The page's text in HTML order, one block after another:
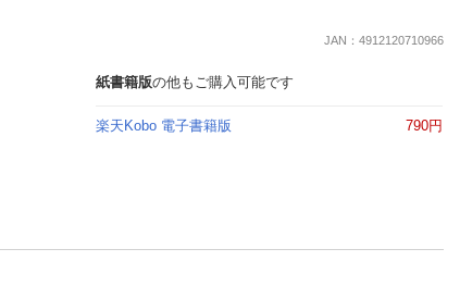
推し楽
JAN：4912120710966
紙書籍版の他もご購入可能です
楽天Kobo 電子書籍版 790円